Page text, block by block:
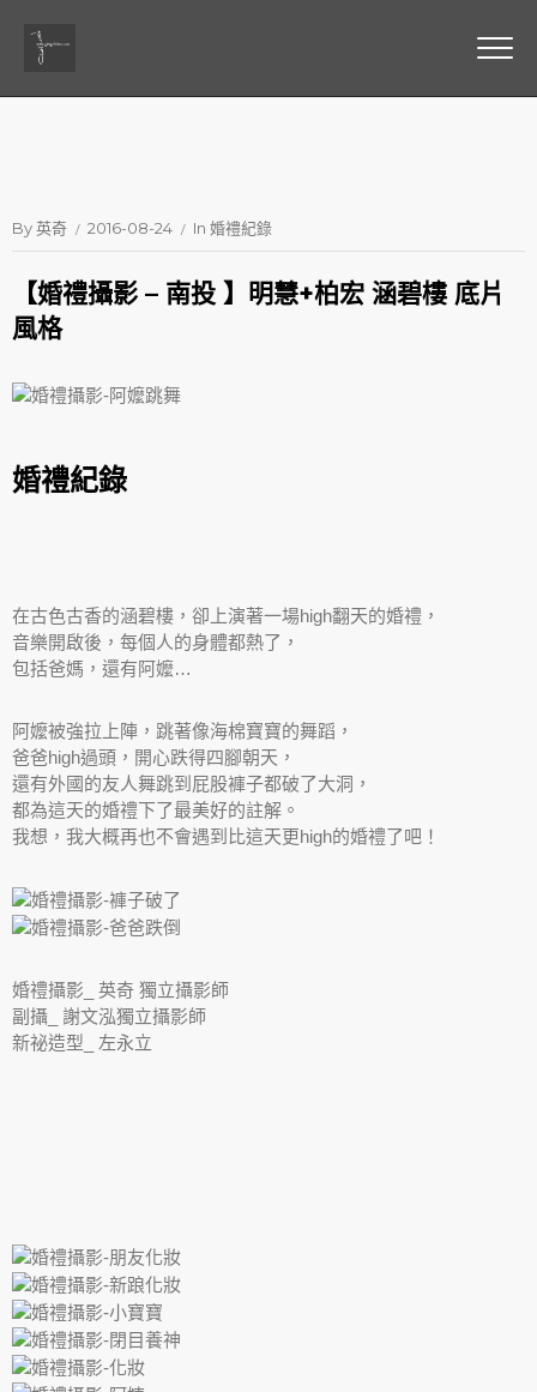
By英奇 2016-08-24 In 婚禮紀錄
【婚禮攝影 – 南投 】明慧+柏宏 涵碧樓 底片
風格
婚禮紀錄
在古色古香的涵碧樓，卻上演著一場high翻天的婚禮，
音樂開啟後，每個人的身體都熱了，
包括爸媽，還有阿嬤…
阿嬤被強拉上陣，跳著像海棉寶寶的舞蹈，
爸爸high過頭，開心跌得四腳朝天，
還有外國的友人舞跳到屁股褲子都破了大洞，
都為這天的婚禮下了最美好的註解。
我想，我大概再也不會遇到比這天更high的婚禮了吧！
婚禮攝影_ 英奇 獨立攝影師
副攝_ 謝文泓獨立攝影師
新祕造型_ 左永立